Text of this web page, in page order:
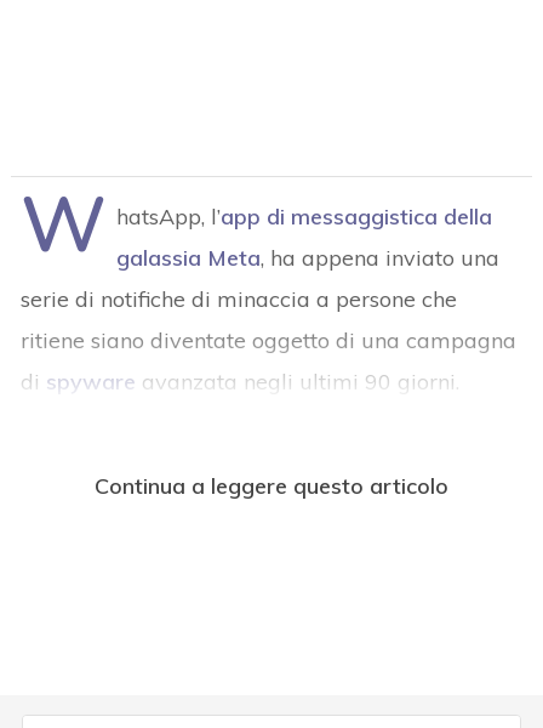
W hatsApp, l’app di messaggistica della
galassia Meta, ha appena inviato una
serie di notifiche di minaccia a persone che
ritiene siano diventate oggetto di una campagna
di spyware avanzata negli ultimi 90 giorni.
Continua a leggere questo articolo